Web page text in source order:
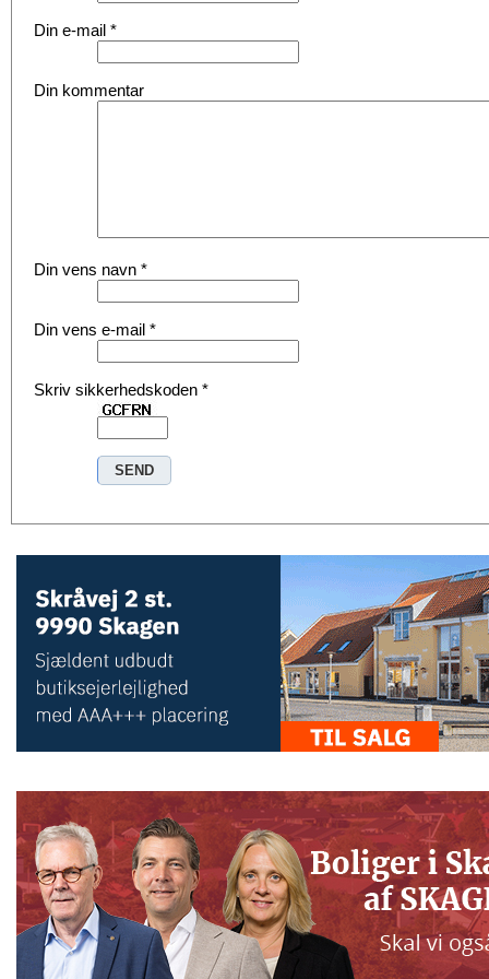
Din e-mail *
Din kommentar
Din vens navn *
Din vens e-mail *
Skriv sikkerhedskoden *